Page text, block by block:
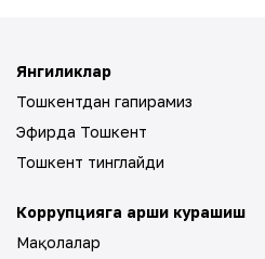
Янгиликлар
Тошкентдан гапирамиз
Эфирда Тошкент
Тошкент тинглайди
Коррупцияга қарши курашиш
Мақолалар